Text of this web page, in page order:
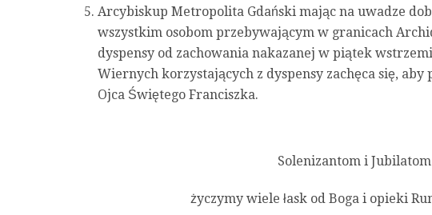
Arcybiskup Metropolita Gdański mając na uwadze
wszystkim osobom przebywającym w granicach
dyspensy od zachowania nakazanej w piątek
Wiernych korzystających z dyspensy zachęca się,
Ojca Świętego Franciszka.
Solenizantom i
życzymy wiele łask od Boga i opieki